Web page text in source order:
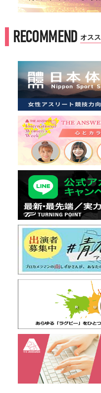
RECOMMEND オス